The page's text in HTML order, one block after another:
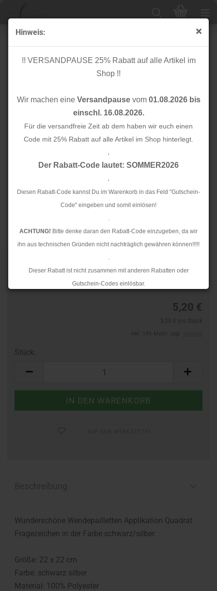
Hinweis:
!! VERSANDPAUSE 25% Rabatt auf alle Artikel im
Shop !!
Wir machen eine Versandpausevom 01.08.2026 bis
einschl. 16.08.2026.
Für die versandfreie Zeit ab dem haben wir euch einen
Code mit 25% Rabatt auf alle Artikel im Shop hinterlegt.
.
Der Rabatt-Code lautet: SOMMER2026
.
Diesen Rabatt-Code kannst Du im Warenkorb in das Feld "Gutschein-
Code" eingeben und somit einlösen!
.
ACHTUNG! Bitte denke daran den Rabatt-Code einzugeben, da wir
ihn aus technischen Gründen nicht nachträglich gewähren können!!!!!
.
Dieser Rabatt ist nicht zusammen mit anderen Rabatten oder
Gutschein-Codes einlösbar.
Ab dem 17.08.2026 versenden wir wieder wie gewohnt. Aufgrund des
Applikation - Wendepailletten - Fragezeichen - Aufnäher
5,20 €
Stück:
Wunderschöne Wendepailletten Applikation Quadrat
Fragezeichen in der Farbe schwarz/silber.
Größe: 22 x 22 cm
Farbe: schwarz silber
Material: 100% Polyester